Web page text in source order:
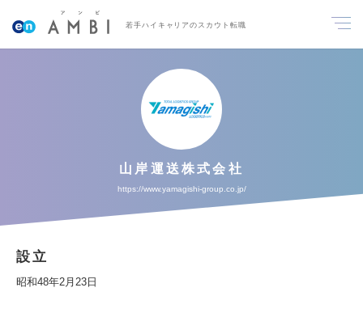
若手ハイキャリアのスカウト転職
山岸運送株式会社
https://www.yamagishi-group.co.jp/
設立
昭和48年2月23日